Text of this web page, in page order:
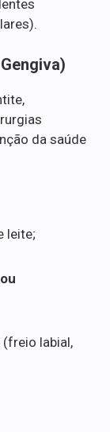
da saúde
leite;
labial,